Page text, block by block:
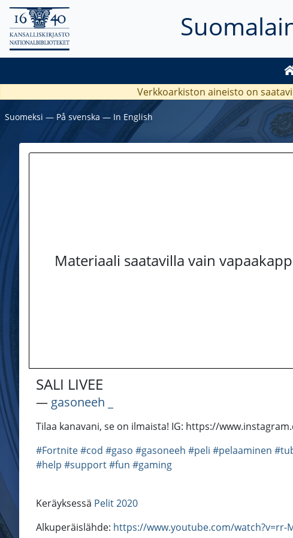
Verkkoarkiston aineisto on
Suomeksi ― På svenska ― In English
Materiaali saatavilla vain
SALI LIVEE
― gasoneeh _
Tilaa kanavani, se on ilmaista! IG: https://
#Fortnite#cod #gaso #gasoneeh #peli #pelaaminen
#help #support#fun #gaming
Keräyksessä Pelit 2020
Alkuperäislähde: https://www.youtube.com/watch?v=rr-